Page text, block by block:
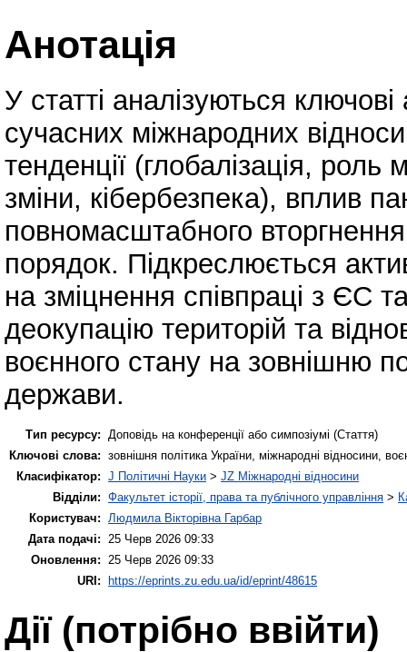
Анотація
У статті аналізуються
сучасних міжнародних
тенденції (глобалізація, роль
зміни, кібербезпека), вплив
повномасштабного
порядок. Підкреслюється
на зміцнення співпраці з ЄС
деокупацію територій та
воєнного стану на зовнішню
держави.
Тип ресурсу:
Доповідь на конференції або симпозіумі (Стаття)
Ключові слова: зовнішня політика України, міжнародні відносини,
Класифікатор: J Політичні Науки > JZ Міжнародні відносини
Відділи: Факультет історії, права та публічного управління >
Користувач:
Людмила Вікторівна Гарбар
Дата подачі:
25 Черв 2026 09:33
Оновлення:
25 Черв 2026 09:33
URI: https://eprints.zu.edu.ua/id/eprint/48615
Дії ​​(потрібно ввійти)